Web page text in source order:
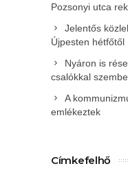
Pozsonyi utca
Jelentős
Újpesten hétfőtől
Nyáron is
csalókkal
A
emlékeztek
Címkefelhő